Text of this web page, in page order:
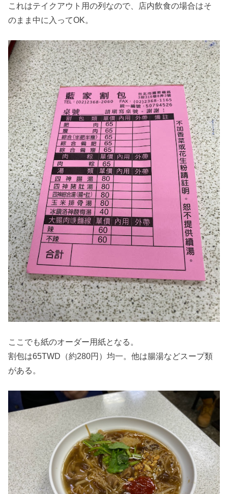
これはテイクアウト用の列なので、店内飲食の場合はそ
のまま中に入ってOK。
ここでも紙のオーダー用紙となる。
割包は65TWD（約280円）均一。他は腸湯などスープ類
がある。